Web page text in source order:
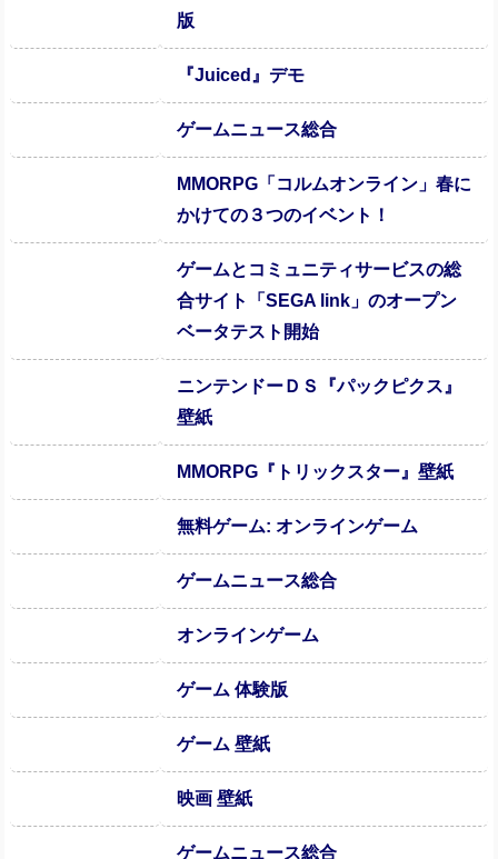
版
『Juiced』デモ
ゲームニュース総合
MMORPG「コルムオンライン」春に
かけての３つのイベント！
ゲームとコミュニティサービスの総
合サイト「SEGA link」のオープン
ベータテスト開始
ニンテンドーＤＳ『パックピクス』
壁紙
MMORPG『トリックスター』壁紙
無料ゲーム: オンラインゲーム
ゲームニュース総合
オンラインゲーム
ゲーム 体験版
ゲーム 壁紙
映画 壁紙
ゲームニュース総合